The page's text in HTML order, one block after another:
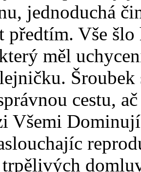
jednoduchá
předtím. Vše šlo
měl
Šroubek
cestu,
Všemi